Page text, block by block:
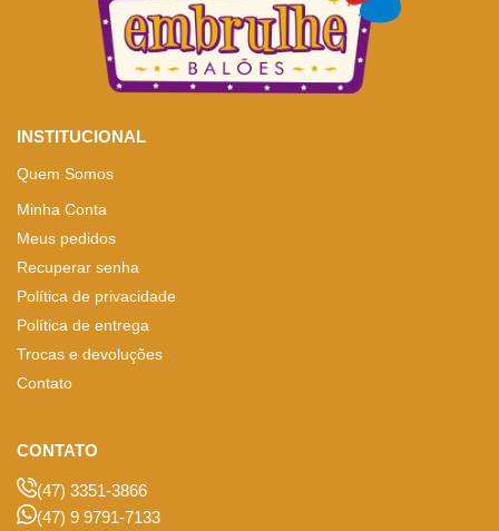
INSTITUCIONAL
Quem Somos
Minha Conta
Meus pedidos
Recuperar senha
Política de privacidade
Política de entrega
Trocas e devoluções
Contato
CONTATO
(47) 3351-3866
(47) 9 9791-7133